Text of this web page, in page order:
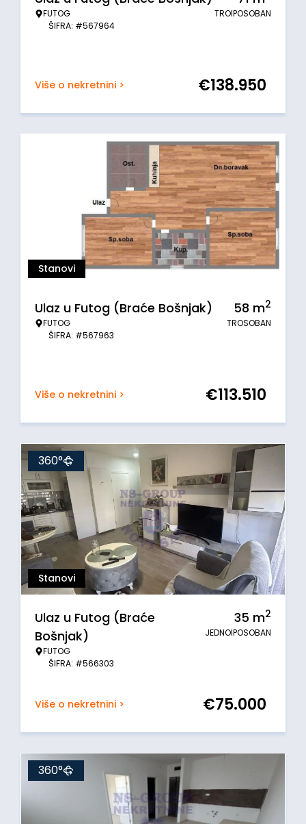
FUTOG
ŠIFRA: #567964
TROIPOSOBAN
Više o nekretnini > €138.950
Stanovi
Ulaz u Futog (Braće Bošnjak)
FUTOG
ŠIFRA: #567963
58 m2
TROSOBAN
Više o nekretnini > €113.510
Stanovi
360°
Ulaz u Futog (Braće
Bošnjak)
FUTOG
ŠIFRA: #566303
35 m2
JEDNOIPOSOBAN
Više o nekretnini > €75.000
360°